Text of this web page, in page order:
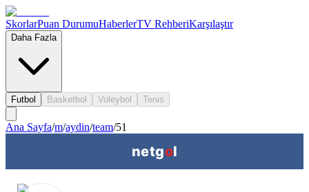
SkorlarPuan DurumuHaberlerTV RehberiKarşılaştır
Daha Fazla
Futbol Basketbol Voleybol Tenis
Ana Sayfa/m/aydin/team/51
netgol